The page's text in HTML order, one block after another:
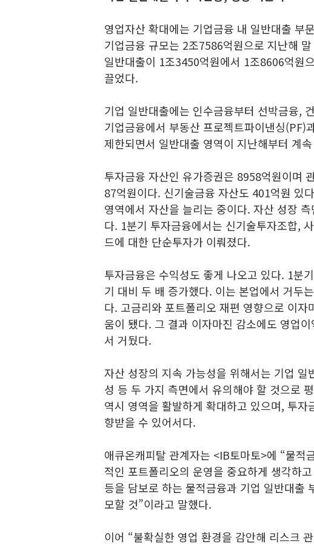
영업자산 확대에는 기업금융 내 일반대출 부
기업금융 규모는 2조7586억원으로 지난해
일반대출이 1조3450억원에서 1조8606억원
끌었다.
기업 일반대출에는 인수금융부터 선박금융,
기업금융에서 부동산 프로젝트파이낸싱(PF)
제한되면서 일반대출 영역이 지난해부터 계
투자금융 자산인 유가증권은 8958억원이며
87억원이다. 신기술금융 자산도 401억원 있
영역에서 자산을 늘리는 중이다. 자산 성장
다. 1분기 투자금융에서는 신기술투자조합,
드에 대한 단순투자가 이뤄졌다.
투자금융은 수익성도 좋게 나오고 있다. 1분
기 대비 두 배 증가했다. 이는 본업에서 거두
다. 고금리와 포트폴리오 재편 영향으로 이
움이 됐다. 그 결과 이자마진 감소에도 영업
서 거뒀다.
자산 성장의 지속 가능성을 위해서는 기업
성 등 두 가지 측면에서 유의해야 할 것으로
역시 영역을 활발하게 확대하고 있으며, 투
향받을 수 있어서다.
애큐온캐피탈 관계자는 <IB토마토>에 “물적
적인 포트폴리오의 운영을 중요하게 생각하
등을 담보로 하는 물적금융과 기업 일반대출
모할 것”이라고 말했다.
이어 “불확실한 영업 환경을 감안해 리스크